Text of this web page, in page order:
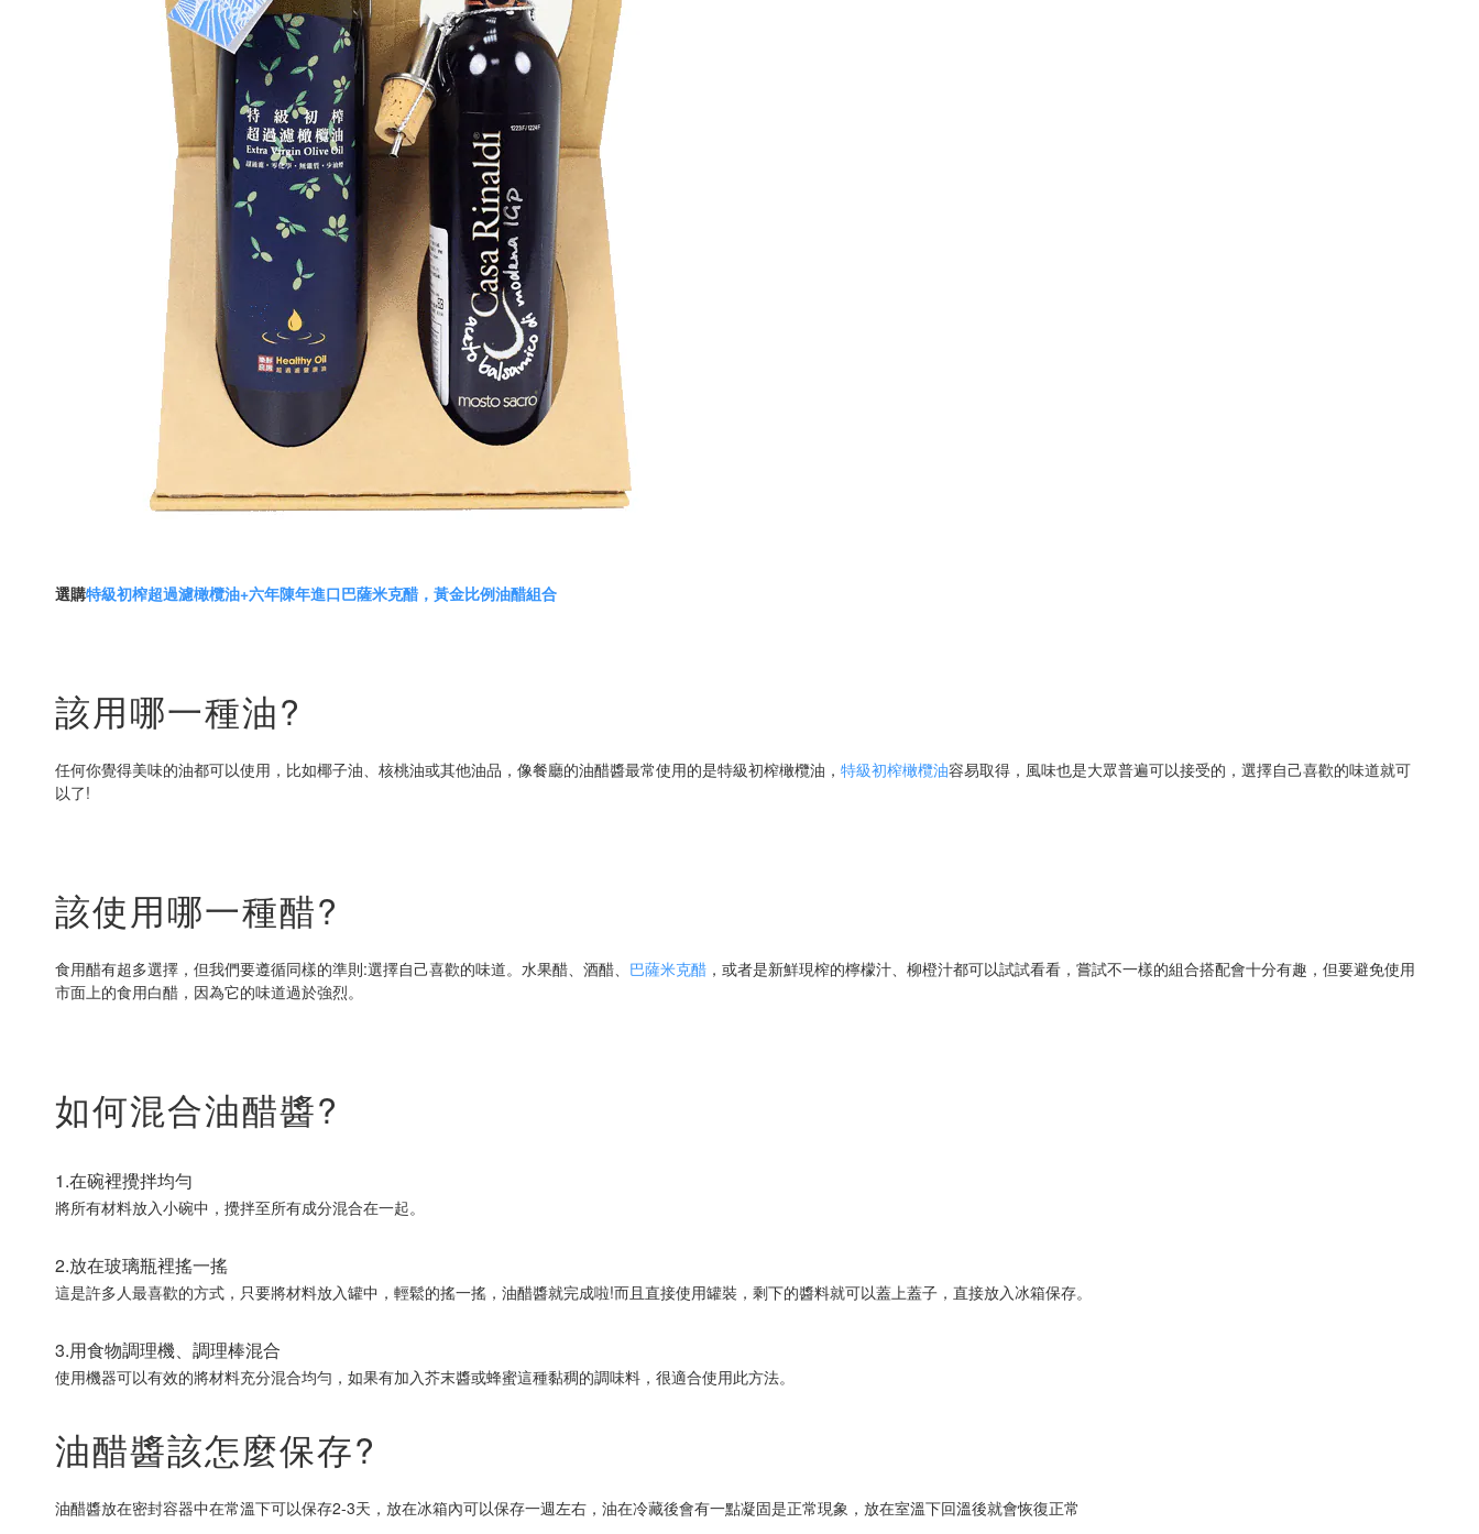
選購特級初榨超過濾橄欖油+六年陳年進口巴薩米克醋，黃金比例油醋組合
該用哪一種油?
任何你覺得美味的油都可以使用，比如椰子油、核桃油或其他油品，像餐廳的油醋醬最常使用的是特級初榨橄欖油， 特級初榨橄欖油容易取得，風味也是大眾普遍可以接受的，選擇自己喜歡的味道就可
以了!
該使用哪一種醋?
食用醋有超多選擇，但我們要遵循同樣的準則:選擇自己喜歡的味道。水果醋、酒醋、 巴薩米克醋 ，或者是新鮮現榨的檸檬汁、柳橙汁都可以試試看看，嘗試不一樣的組合搭配會十分有趣，但要避免使用
市面上的食用白醋，因為它的味道過於強烈。
如何混合油醋醬?
1.在碗裡攪拌均勻
將所有材料放入小碗中，攪拌至所有成分混合在一起。
2.放在玻璃瓶裡搖一搖
這是許多人最喜歡的方式，只要將材料放入罐中，輕鬆的搖一搖，油醋醬就完成啦!而且直接使用罐裝，剩下的醬料就可以蓋上蓋子，直接放入冰箱保存。
3.用食物調理機、調理棒混合
使用機器可以有效的將材料充分混合均勻，如果有加入芥末醬或蜂蜜這種黏稠的調味料，很適合使用此方法。
油醋醬該怎麼保存?
油醋醬放在密封容器中在常溫下可以保存2-3天，放在冰箱內可以保存一週左右，油在冷藏後會有一點凝固是正常現象，放在室溫下回溫後就會恢復正常